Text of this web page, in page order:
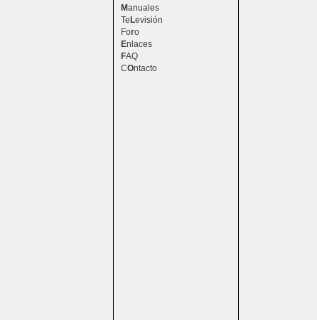
Manuales
TeLevisión
Foro
Enlaces
FAQ
COntacto